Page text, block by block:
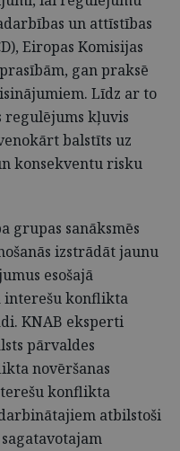
un attīstības
Eiropas Komisijas
gan praksē
Līdz ar to
regulējums kļuvis
balstīts uz
konsekventu risku
grupas sanāksmēs
izstrādāt jaunu
esošajā
interešu konflikta
KNAB eksperti
pārvaldes
novēršanas
konflikta
atbilstoši